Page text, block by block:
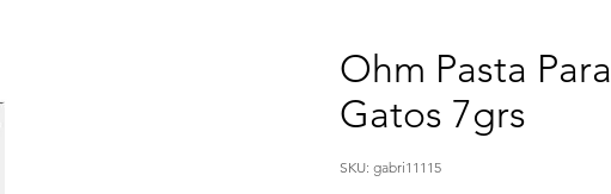
Ohm Pasta Para
Gatos 7grs
SKU: gabri11115